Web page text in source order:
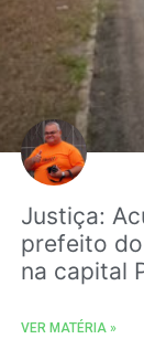
Justiça:
prefeito
na capital
VER MATÉRIA »